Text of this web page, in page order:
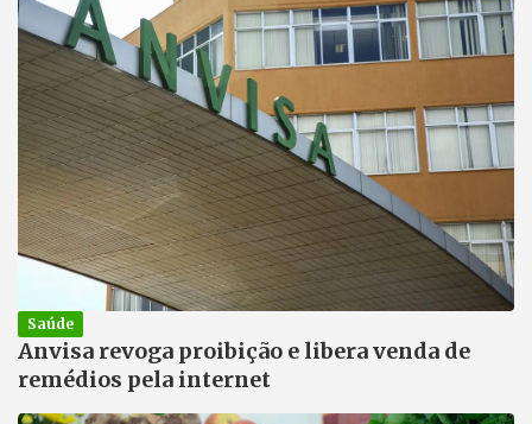
Saúde
Anvisa revoga proibição e libera venda de
remédios pela internet